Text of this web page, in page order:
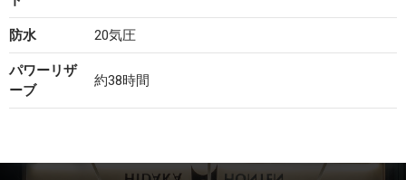
防水 20気圧
パワーリザ
ーブ
約38時間